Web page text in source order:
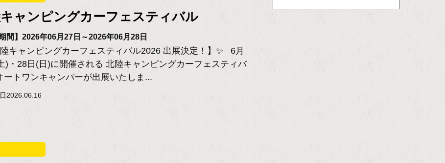
ャンピングカーフェスティバル
期間】2026年06月27日～2026年06月28日
キャンピングカーフェスティバル2026 出展決定！】✨ 6月
)・28日(日)に開催される 北陸キャンピングカーフェスティバ
ートワンキャンパーが出展いたしま...
2026.06.16